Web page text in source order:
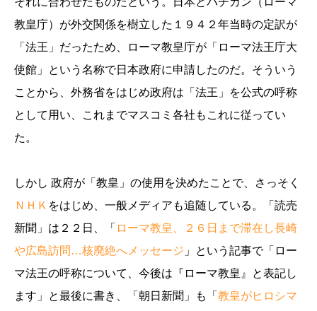
教皇庁）が外交関係を樹立した１９４２年当時の定訳が
「法王」だったため、ローマ教皇庁が「ローマ法王庁大
使館」という名称で日本政府に申請したのだ。そういう
ことから、外務省をはじめ政府は「法王」を公式の呼称
として用い、これまでマスコミ各社もこれに従ってい
た。
しかし 政府が「教皇」の使用を決めたことで、さっそく
ＮＨＫ をはじめ、一般メディアも追随している。「読売
新聞」は２２日、「 ローマ教皇、２６日まで滞在し長崎
や広島訪問…核廃絶へメッセージ 」という記事で「ロー
マ法王の呼称について、今後は『ローマ教皇』と表記し
ます」と最後に書き、「朝日新聞」も「 教皇がヒロシマ